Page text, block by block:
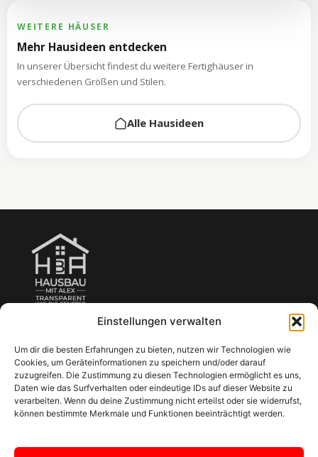
Einstellungen verwalten
Um dir die besten Erfahrungen zu bieten, nutzen wir Technologien wie
Cookies, um Geräteinformationen zu speichern und/oder darauf
zuzugreifen. Die Zustimmung zu diesen Technologien ermöglicht es uns,
Daten wie das Surfverhalten oder eindeutige IDs auf dieser Website zu
verarbeiten. Wenn du deine Zustimmung nicht erteilst oder sie widerrufst,
können bestimmte Merkmale und Funktionen beeinträchtigt werden.
WEITERE HÄUSER
Mehr Hausideen entdecken
In unserer Übersicht findest du weitere Fertighäuser in
verschiedenen Größen und Stilen.
Alle Hausideen
Von der ersten Idee bis zur Schlüsselübergabe.
KONTAKT
0821 / 27 227 55
anfrage@hausbau-mit-alex.de